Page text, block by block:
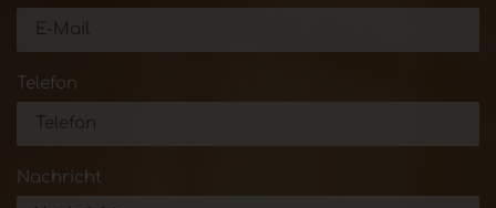
Telefon
Nachricht